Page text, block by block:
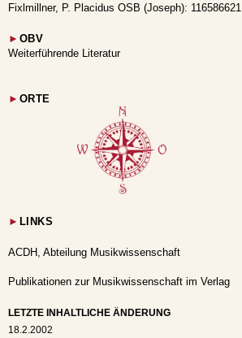
Fixlmillner, P. Placidus OSB (Joseph): 116586621
► OBV
Weiterführende Literatur
► ORTE
► LINKS
ACDH, Abteilung Musikwissenschaft
Publikationen zur Musikwissenschaft im Verlag
LETZTE INHALTLICHE ÄNDERUNG
18.2.2002